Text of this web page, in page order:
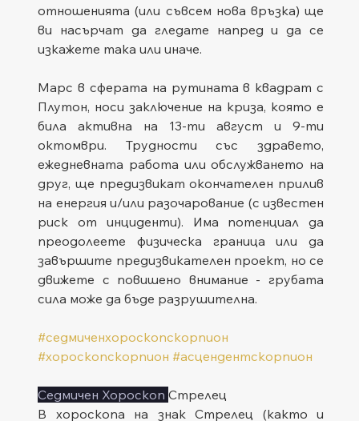
отношенията (или съвсем нова връзка) ще
ви насърчат да гледате напред и да се
изкажете така или иначе.
Марс в сферата на рутината в квадрат с
Плутон, носи заключение на криза, която е
била активна на 13-ти август и 9-ти
октомври. Трудности със здравето,
ежедневната работа или обслужването на
друг, ще предизвикат окончателен прилив
на енергия и/или разочарование (с известен
риск от инциденти). Има потенциал да
преодолеете физическа граница или да
завършите предизвикателен проект, но се
движете с повишено внимание - грубата
сила може да бъде разрушителна.
#седмиченхороскопскорпион
#хороскопскорпион #асцендентскорпион
Седмичен Хороскоп Стрелец
В хороскопа на знак Стрелец (както и